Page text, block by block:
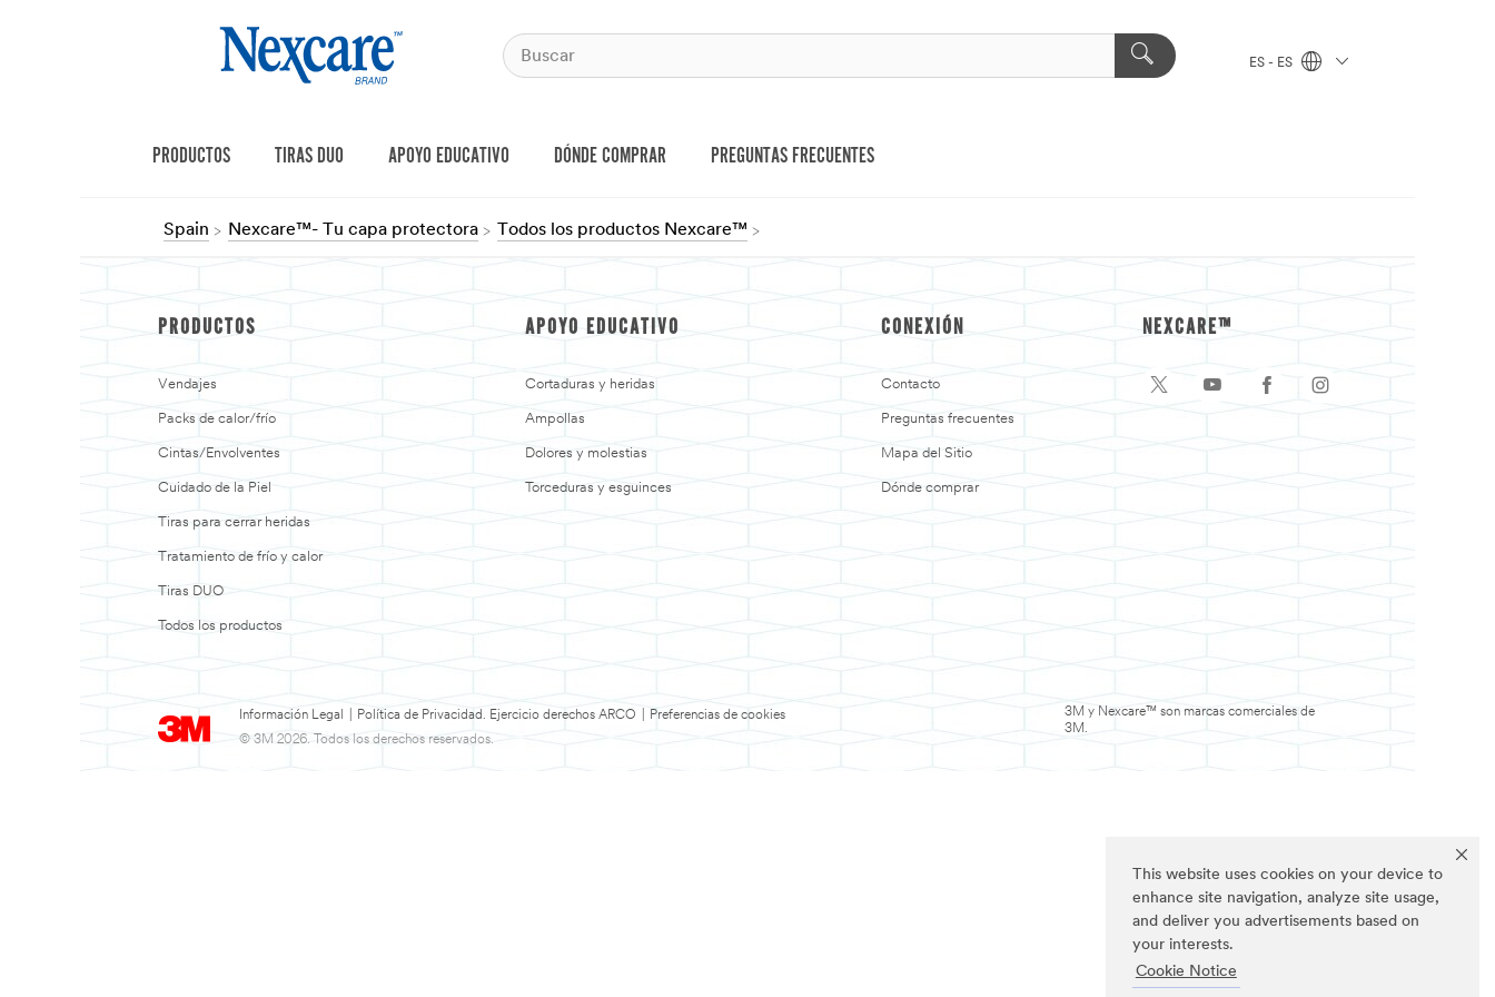
This website uses cookies on your device to
enhance site navigation, analyze site usage,
and deliver you advertisements based on
your interests.
Cookie Notice
ES - ES
PRODUCTOS TIRAS DUO APOYO EDUCATIVO DÓNDE COMPRAR PREGUNTAS FRECUENTES
Spain Nexcare™- Tu capa protectora Todos los productos Nexcare™
PRODUCTOS
Vendajes
Packs de calor/frío
Cintas/Envolventes
Cuidado de la Piel
Tiras para cerrar heridas
Tratamiento de frío y calor
Tiras DUO
Todos los productos
APOYO EDUCATIVO
Cortaduras y heridas
Ampollas
Dolores y molestias
Torceduras y esguinces
CONEXIÓN
Contacto
Preguntas frecuentes
Mapa del Sitio
Dónde comprar
Información Legal Política de Privacidad. Ejercicio derechos ARCO
Preferencias de cookies
© 3M 2026. Todos los derechos reservados.
NEXCARE™
3M y Nexcare™ son marcas comerciales de
3M.